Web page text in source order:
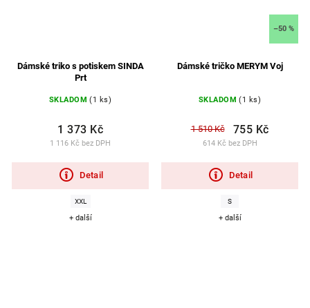
Dámské triko s potiskem SINDA
Prt
SKLADOM (1 ks)
1 116 Kč bez DPH
1 373 Kč
Detail
XXL
+ další
–50 %
Dámské tričko MERYM Voj
SKLADOM (1 ks)
614 Kč bez DPH
1 510 Kč 755 Kč
Detail
S
+ další